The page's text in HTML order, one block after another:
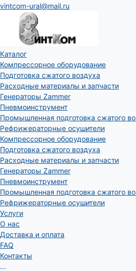
vintcom-ural@mail.ru
Каталог
Компрессорное оборудование
Подготовка сжатого воздуха
Расходные материалы и запчасти
Генераторы Zammer
Пневмоинструмент
Промышленная подготовка сжатого
Рефрижераторные осушители
Компрессорное оборудование
Подготовка сжатого воздуха
Расходные материалы и запчасти
Генераторы Zammer
Пневмоинструмент
Промышленная подготовка сжатого
Рефрижераторные осушители
Услуги
О нас
Доставка и оплата
FAQ
Контакты
...